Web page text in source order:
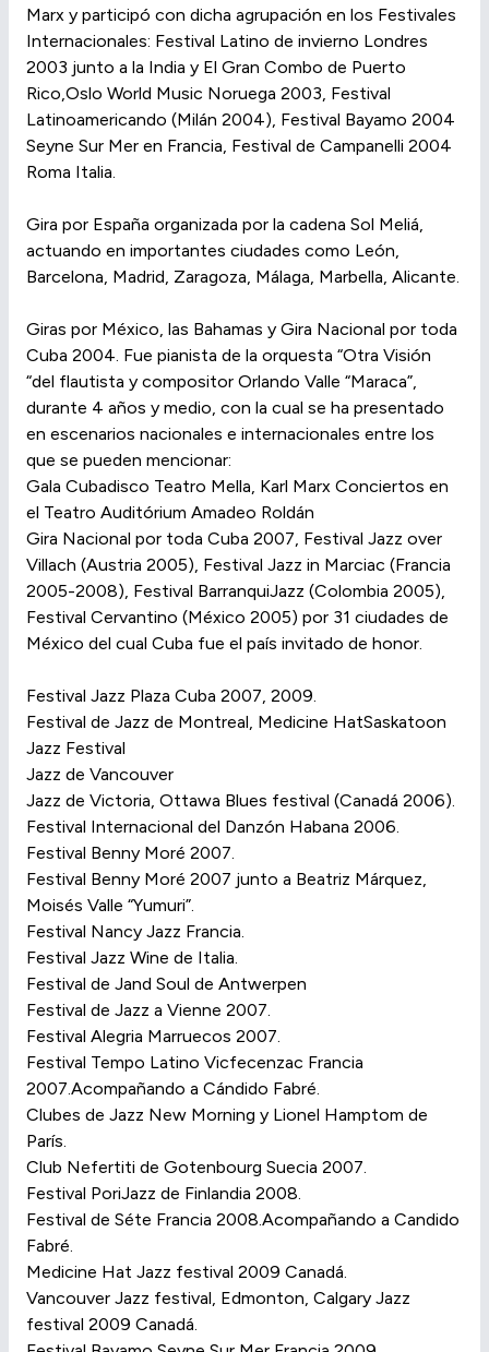
Marx y participó con dicha agrupación en los Festivales
Internacionales: Festival Latino de invierno Londres
2003 junto a la India y El Gran Combo de Puerto
Rico,Oslo World Music Noruega 2003, Festival
Latinoamericando (Milán 2004), Festival Bayamo 2004
Seyne Sur Mer en Francia, Festival de Campanelli 2004
Roma Italia.
Gira por España organizada por la cadena Sol Meliá,
actuando en importantes ciudades como León,
Barcelona, Madrid, Zaragoza, Málaga, Marbella, Alicante.
Giras por México, las Bahamas y Gira Nacional por toda
Cuba 2004. Fue pianista de la orquesta “Otra Visión
“del flautista y compositor Orlando Valle “Maraca”,
durante 4 años y medio, con la cual se ha presentado
en escenarios nacionales e internacionales entre los
que se pueden mencionar:
Gala Cubadisco Teatro Mella, Karl Marx Conciertos en
el Teatro Auditórium Amadeo Roldán
Gira Nacional por toda Cuba 2007, Festival Jazz over
Villach (Austria 2005), Festival Jazz in Marciac (Francia
2005-2008), Festival BarranquiJazz (Colombia 2005),
Festival Cervantino (México 2005) por 31 ciudades de
México del cual Cuba fue el país invitado de honor.
Festival Jazz Plaza Cuba 2007, 2009.
Festival de Jazz de Montreal, Medicine HatSaskatoon
Jazz Festival
Jazz de Vancouver
Jazz de Victoria, Ottawa Blues festival (Canadá 2006).
Festival Internacional del Danzón Habana 2006.
Festival Benny Moré 2007.
Festival Benny Moré 2007 junto a Beatriz Márquez,
Moisés Valle “Yumuri”.
Festival Nancy Jazz Francia.
Festival Jazz Wine de Italia.
Festival de Jand Soul de Antwerpen
Festival de Jazz a Vienne 2007.
Festival Alegria Marruecos 2007.
Festival Tempo Latino Vicfecenzac Francia
2007.Acompañando a Cándido Fabré.
Clubes de Jazz New Morning y Lionel Hamptom de
París.
Club Nefertiti de Gotenbourg Suecia 2007.
Festival PoriJazz de Finlandia 2008.
Festival de Séte Francia 2008.Acompañando a Candido
Fabré.
Medicine Hat Jazz festival 2009 Canadá.
Vancouver Jazz festival, Edmonton, Calgary Jazz
festival 2009 Canadá.